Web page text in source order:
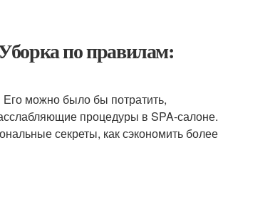
по правилам:
Его можно было бы потратить,
процедуры в SPA-салоне.
секреты, как сэкономить более